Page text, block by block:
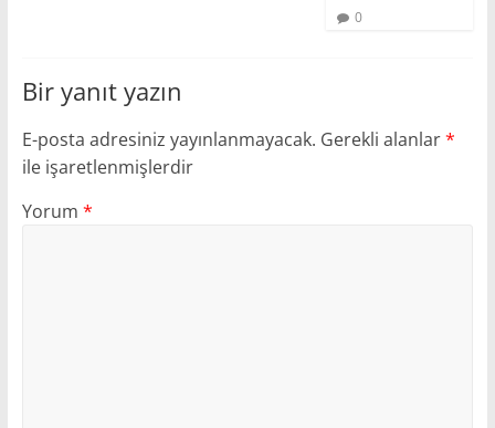
0
Bir yanıt yazın
E-posta adresiniz yayınlanmayacak. Gerekli alanlar*
ile işaretlenmişlerdir
Yorum *